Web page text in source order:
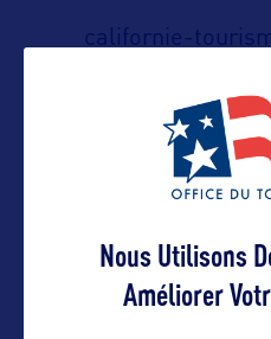
californie-
Nous Utilisons
Améliorer